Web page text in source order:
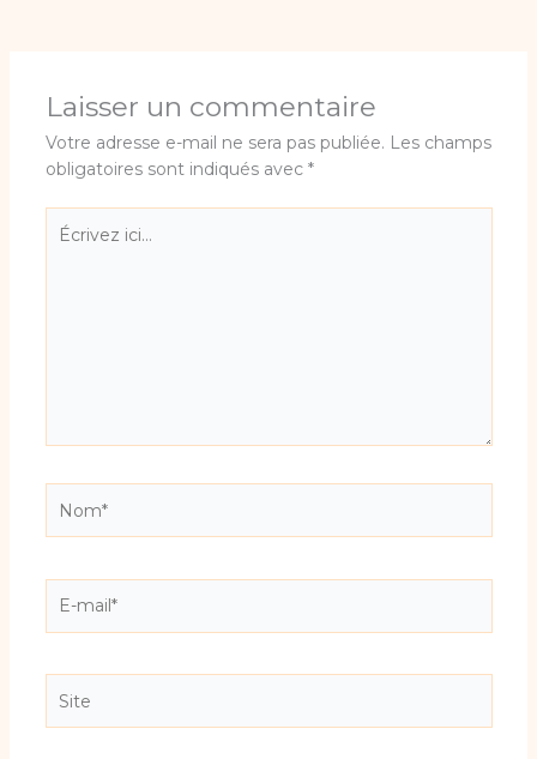
Laisser un commentaire
Votre adresse e-mail ne sera pas publiée. Les champs
obligatoires sont indiqués avec *
Écrivez
ici…
mail*